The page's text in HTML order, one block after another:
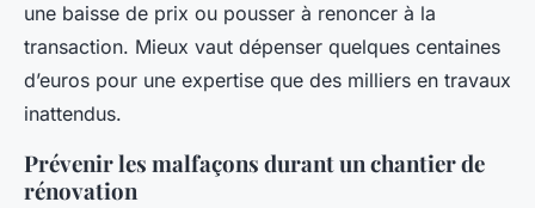
une baisse de prix ou pousser à renoncer à la
transaction. Mieux vaut dépenser quelques centaines
d’euros pour une expertise que des milliers en travaux
inattendus.
Prévenir les malfaçons durant un chantier de
rénovation